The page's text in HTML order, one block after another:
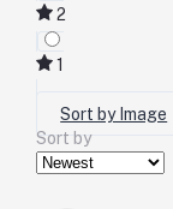
2
1
Sort by Image
Sort by